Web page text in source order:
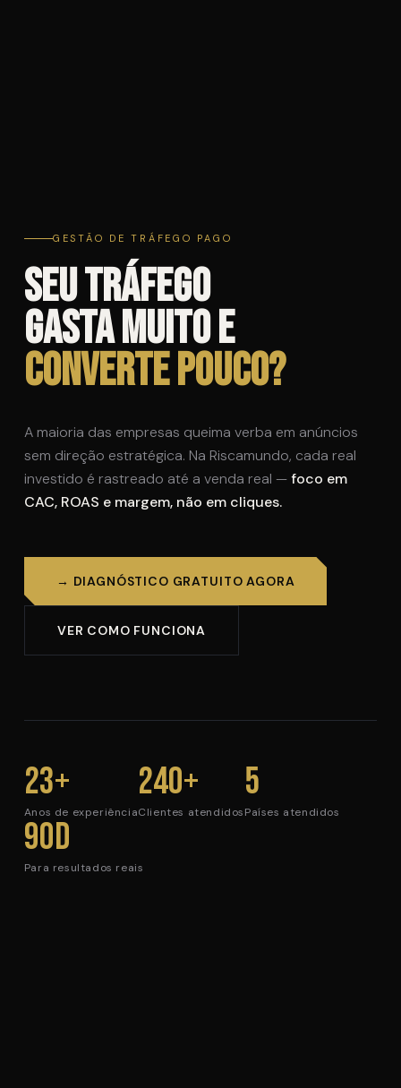
GESTÃO DE TRÁFEGO PAGO
Seu tráfego
gasta muito e
converte pouco?
A maioria das empresas queima verba em anúncios
sem direção estratégica. Na Riscamundo, cada real
investido é rastreado até a venda real —foco em
CAC, ROAS e margem, não em cliques.
→ DIAGNÓSTICO GRATUITO AGORA
VER COMO FUNCIONA
23+
Anos de experiência
240+
Clientes atendidos
5
Países atendidos
90d
Para resultados reais